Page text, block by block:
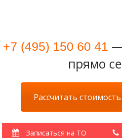
+7 (495) 150 60 41
прямо
Рассчитать
Записаться на ТО